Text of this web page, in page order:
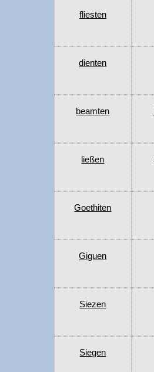
fliesten
dienten
beamten
ließen
Goethiten
Giguen
Siezen
Siegen